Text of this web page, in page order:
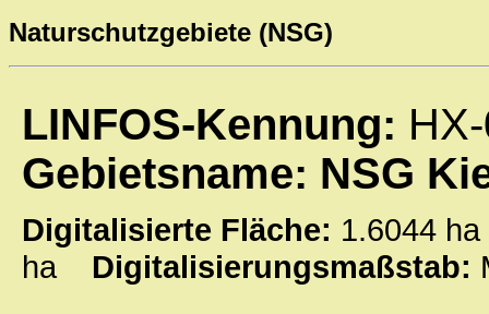
Naturschutzgebiete (NSG)
LINFOS-Kennung:
Gebietsname: NSG
Digitalisierte Fläche: 1.6044
ha Digitalisierungsmaßstab: